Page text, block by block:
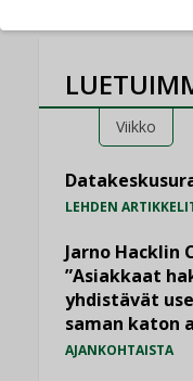
Viikko
LEHDEN
Jarno Hacklin
”Asiakkaat
yhdistävät
saman katon
AJANKOHTAISTA